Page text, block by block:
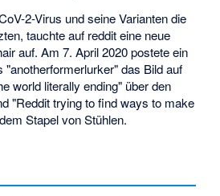
2-Virus und seine Varianten die
tauchte auf reddit eine neue
auf. Am 7. April 2020 postete ein
"anotherformerlurker" das Bild auf
world literally ending" über den
"Reddit trying to find ways to make
Stapel von Stühlen.